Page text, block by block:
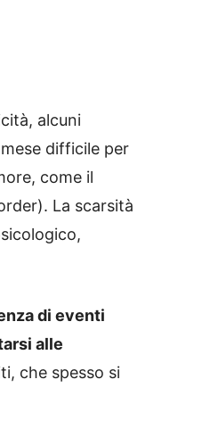
alcuni
difficile per
come il
La scarsità
di eventi
alle
che spesso si